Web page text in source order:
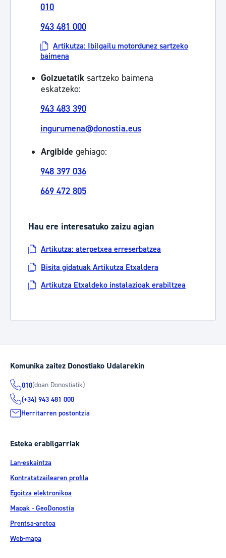
010
943 481 000
Artikutza: Ibilgailu motordunez sartzeko
baimena
Goizuetatik sartzeko baimena
eskatzeko:
943 483 390
ingurumena@donostia.eus
Argibide gehiago:
948 397 036
669 472 805
Hau ere interesatuko zaizu agian
Artikutza: aterpetxea erreserbatzea
Bisita gidatuak Artikutza Etxaldera
Artikutza Etxaldeko instalazioak erabiltzea
Komunika zaitez Donostiako Udalarekin
010(doan Donostiatik)
(+34) 943 481 000
Herritarren postontzia
Esteka erabilgarriak
Lan-eskaintza
Kontratatzailearen profila
Egoitza elektronikoa
Mapak - GeoDonostia
Prentsa-aretoa
Web-mapa